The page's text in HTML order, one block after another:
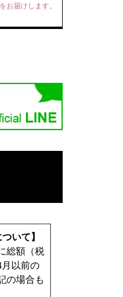
お届けします。
いて】
総額（税
月以前の
の場合も